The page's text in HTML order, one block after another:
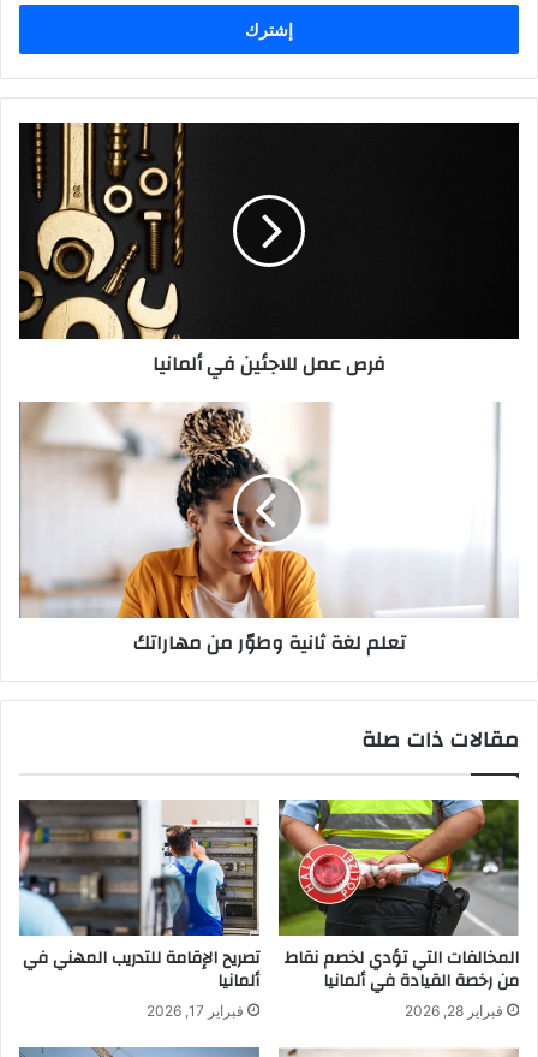
الإلكتروني
فرص عمل للاجئين في ألمانيا
تعلم لغة ثانية وطوّر من مهاراتك
مقالات ذات صلة
المخالفات التي تؤدي لخصم نقاط
من رخصة القيادة في ألمانيا
فبراير 28, 2026
تصريح الإقامة للتدريب المهني في
ألمانيا
فبراير 17, 2026